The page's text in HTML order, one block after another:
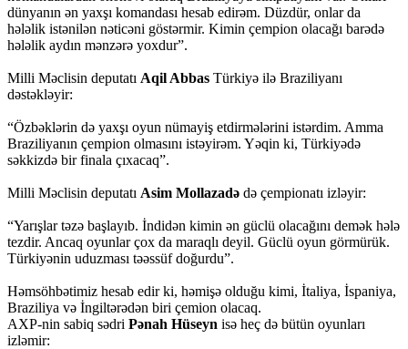
dünyanın ən yaxşı komandası hesab edirəm. Düzdür, onlar da
hələlik istənilən nəticəni göstərmir. Kimin çempion olacağı barədə
hələlik aydın mənzərə yoxdur”.
Milli Məclisin deputatı Aqil Abbas Türkiyə ilə Braziliyanı
dəstəkləyir:
“Özbəklərin də yaxşı oyun nümayiş etdirmələrini istərdim. Amma
Braziliyanın çempion olmasını istəyirəm. Yəqin ki, Türkiyədə
səkkizdə bir finala çıxacaq”.
Milli Məclisin deputatı Asim Mollazadə də çempionatı izləyir:
“Yarışlar təzə başlayıb. İndidən kimin ən güclü olacağını demək hələ
tezdir. Ancaq oyunlar çox da maraqlı deyil. Güclü oyun görmürük.
Türkiyənin uduzması təəssüf doğurdu”.
Həmsöhbətimiz hesab edir ki, həmişə olduğu kimi, İtaliya, İspaniya,
Braziliya və İngiltərədən biri çemion olacaq.
AXP-nin sabiq sədri Pənah Hüseyn isə heç də bütün oyunları
izləmir: